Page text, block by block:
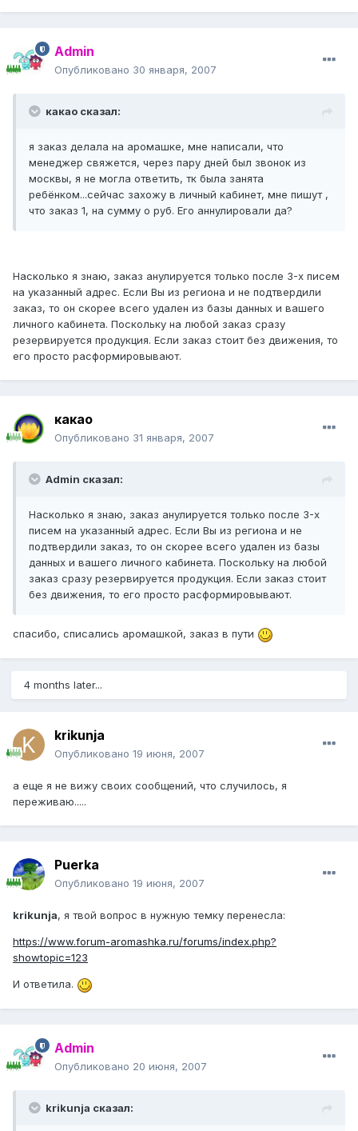
Admin
Опубликовано 30 января, 2007
какао сказал:
я заказ делала на аромашке, мне написали, что
менеджер свяжется, через пару дней был звонок из
москвы, я не могла ответить, тк была занята
ребёнком...сейчас захожу в личный кабинет, мне пишут ,
что заказ 1, на сумму о руб. Его аннулировали да?
Насколько я знаю, заказ анулируется только после 3-х писем
на указанный адрес. Если Вы из региона и не подтвердили
заказ, то он скорее всего удален из базы данных и вашего
личного кабинета. Поскольку на любой заказ сразу
резервируется продукция. Если заказ стоит без движения, то
его просто расформировывают.
какао
Опубликовано 31 января, 2007
Admin сказал:
Насколько я знаю, заказ анулируется только после 3-х
писем на указанный адрес. Если Вы из региона и не
подтвердили заказ, то он скорее всего удален из базы
данных и вашего личного кабинета. Поскольку на любой
заказ сразу резервируется продукция. Если заказ стоит
без движения, то его просто расформировывают.
спасибо, списались аромашкой, заказ в пути
4 months later...
krikunja
Опубликовано 19 июня, 2007
а еще я не вижу своих сообщений, что случилось, я
переживаю.....
Puerka
Опубликовано 19 июня, 2007
krikunja, я твой вопрос в нужную темку перенесла:
https://www.forum-aromashka.ru/forums/index.php?
showtopic=123
И ответила.
Admin
Опубликовано 20 июня, 2007
krikunja сказал: